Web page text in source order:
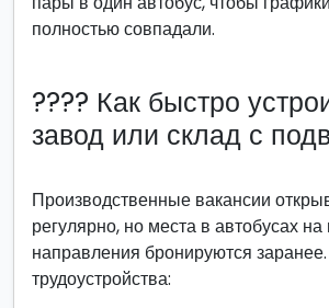
полностью совпадали.
???? Как быстро
завод или склад с
Производственные вакансии
регулярно, но места в автобусах
направления бронируются
трудоустройства: